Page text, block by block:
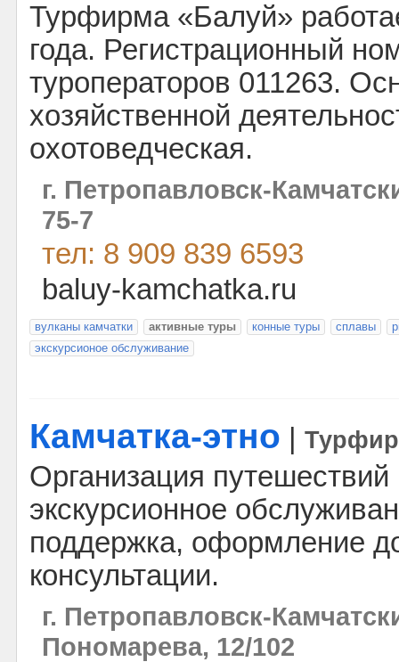
Турфирма «Балуй»
года. Регистрационный
туроператоров 011263.
хозяйственной
охотоведческая.
г. Петропавловск-
75-7
тел: 8 909 839 6593
baluy-kamchatka.ru
вулканы камчатки активные туры конные туры сплавы
экскурсионое обслуживание
Камчатка-этно
Организация путешествий
экскурсионное
поддержка, оформление
консультации.
г. Петропавловск-
Пономарева, 12/102